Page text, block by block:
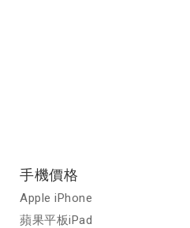
手機價格
Apple iPhone
蘋果平板iPad